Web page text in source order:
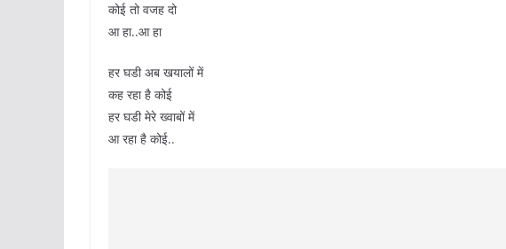
कोई तो वजह दो
आ हा..आ हा
हर घडी अब खयालों में
कह रहा है कोई
हर घडी मेरे ख्वाबों में
आ रहा है कोई..